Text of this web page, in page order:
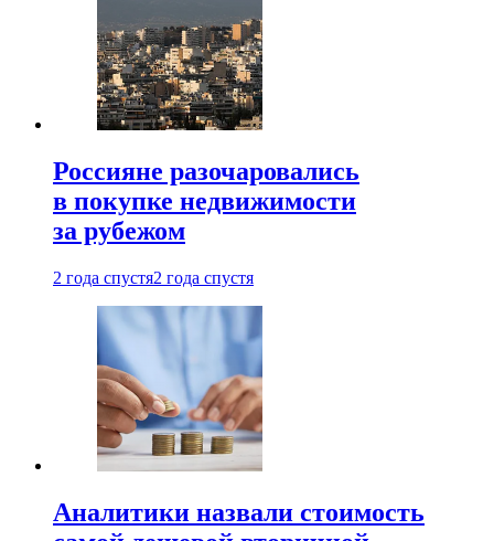
Россияне разочаровались
в покупке недвижимости
за рубежом
2 года спустя2 года спустя
Аналитики назвали стоимость